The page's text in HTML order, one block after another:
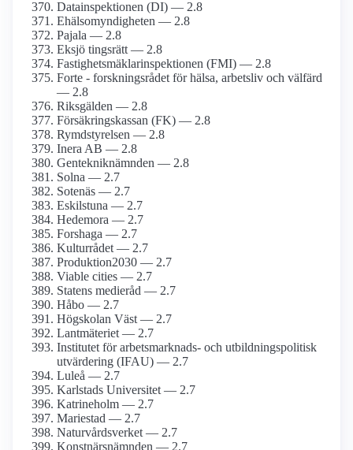
Datainspektionen (DI) — 2.8
Ehälsomyndigheten — 2.8
Pajala — 2.8
Eksjö tingsrätt — 2.8
Fastighetsmäklarinspektionen (FMI) — 2.8
Forte - forskningsrådet för hälsa, arbetsliv och välfärd
— 2.8
Riksgälden — 2.8
Försäkringskassan (FK) — 2.8
Rymdstyrelsen — 2.8
Inera AB — 2.8
Gentekniknämnden — 2.8
Solna — 2.7
Sotenäs — 2.7
Eskilstuna — 2.7
Hedemora — 2.7
Forshaga — 2.7
Kulturrådet — 2.7
Produktion2030 — 2.7
Viable cities — 2.7
Statens medieråd — 2.7
Håbo — 2.7
Högskolan Väst — 2.7
Lantmäteriet — 2.7
Institutet för arbetsmarknads- och utbildningspolitisk
utvärdering (IFAU) — 2.7
Luleå — 2.7
Karlstads Universitet — 2.7
Katrineholm — 2.7
Mariestad — 2.7
Naturvårdsverket — 2.7
Konstnärsnämnden — 2.7